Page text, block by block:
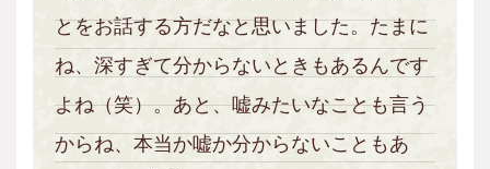
とをお話する方だなと思いました。たまに
ね、深すぎて分からないときもあるんです
よね（笑）。あと、嘘みたいなことも言う
からね、本当か嘘か分からないこともあ